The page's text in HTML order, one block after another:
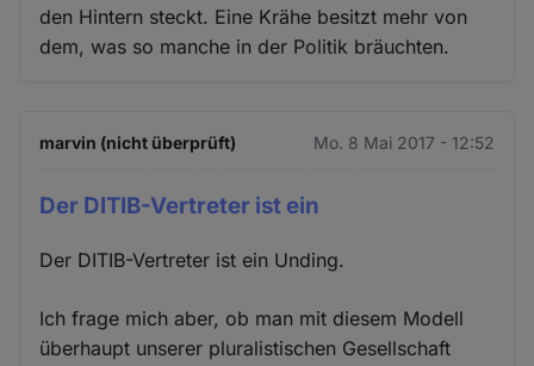
den Hintern steckt. Eine Krähe besitzt mehr von
dem, was so manche in der Politik bräuchten.
marvin (nicht überprüft) Mo. 8 Mai 2017 - 12:52
Der DITIB-Vertreter ist ein
Der DITIB-Vertreter ist ein Unding.
Ich frage mich aber, ob man mit diesem Modell
überhaupt unserer pluralistischen Gesellschaft